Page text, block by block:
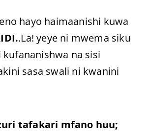
hayo haimaanishi kuwa
.La! yeye ni mwema siku
kufananishwa na sisi
sasa swali ni kwanini
tafakari mfano huu;